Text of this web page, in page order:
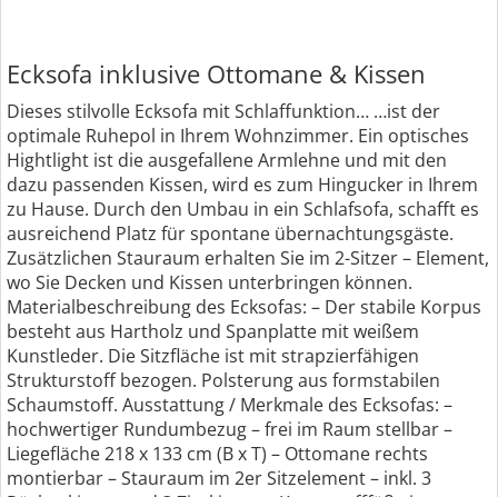
Ecksofa inklusive Ottomane & Kissen
Dieses stilvolle Ecksofa mit Schlaffunktion… …ist der
optimale Ruhepol in Ihrem Wohnzimmer. Ein optisches
Hightlight ist die ausgefallene Armlehne und mit den
dazu passenden Kissen, wird es zum Hingucker in Ihrem
zu Hause. Durch den Umbau in ein Schlafsofa, schafft es
ausreichend Platz für spontane übernachtungsgäste.
Zusätzlichen Stauraum erhalten Sie im 2-Sitzer – Element,
wo Sie Decken und Kissen unterbringen können.
Materialbeschreibung des Ecksofas: – Der stabile Korpus
besteht aus Hartholz und Spanplatte mit weißem
Kunstleder. Die Sitzfläche ist mit strapzierfähigen
Strukturstoff bezogen. Polsterung aus formstabilen
Schaumstoff. Ausstattung / Merkmale des Ecksofas: –
hochwertiger Rundumbezug – frei im Raum stellbar –
Liegefläche 218 x 133 cm (B x T) – Ottomane rechts
montierbar – Stauraum im 2er Sitzelement – inkl. 3